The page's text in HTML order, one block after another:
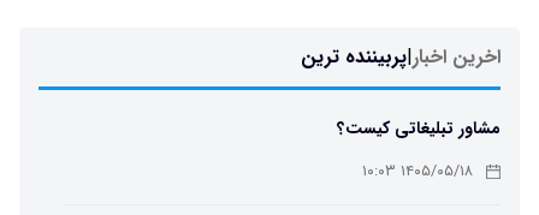
اخرین اخبار|پربیننده ترین
مشاور تبلیغاتی کیست؟
۱۴۰۵/۰۵/۱۸ ۱۰:۰۳